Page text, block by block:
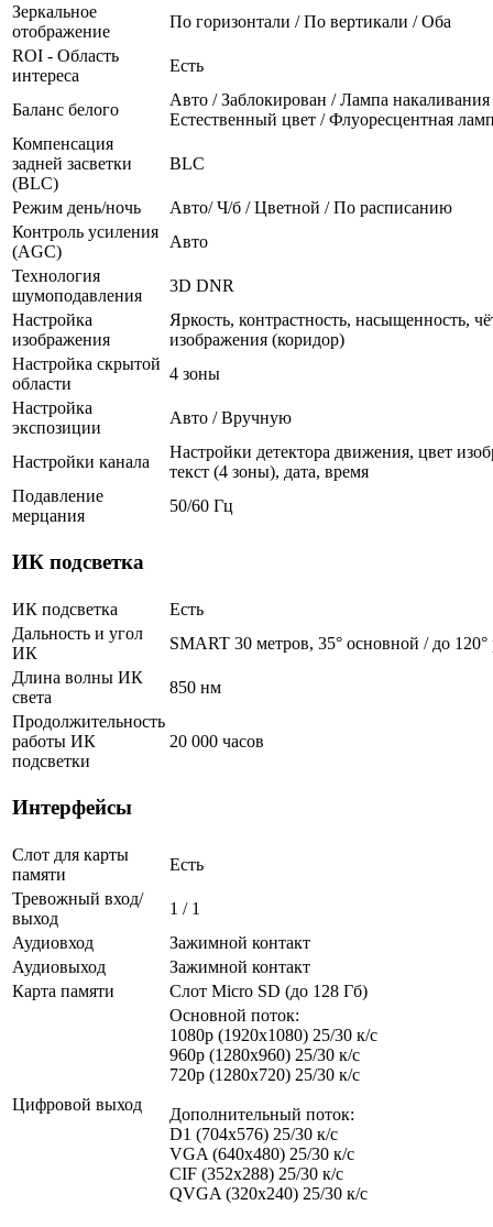
Зеркальное
отображение
По горизонтали / По вертикали / Оба
ROI - Область
интереса
Есть
Баланс белого
Авто / Заблокирован / Лампа
Естественный цвет / Флуоресцентная
Компенсация
задней засветки
(BLC)
BLC
Режим день/ночь
Авто/ Ч/б / Цветной / По расписанию
Контроль усиления
(AGC)
Авто
Технология
шумоподавления
3D DNR
Настройка
изображения
Яркость, контрастность, насыщенность,
изображения (коридор)
Настройка скрытой
области
4 зоны
Настройка
экспозиции
Авто / Вручную
Настройки канала
Настройки детектора движения, цвет
текст (4 зоны), дата, время
Подавление
мерцания
50/60 Гц
ИК подсветка
ИК подсветка
Есть
Дальность и угол
ИК
SMART 30 метров, 35° основной / до 120°
Длина волны ИК
света
850 нм
Продолжительность
работы ИК
подсветки
20 000 часов
Интерфейсы
Слот для карты
памяти
Есть
Тревожный вход/
выход
1 / 1
Аудиовход
Зажимной контакт
Аудиовыход
Зажимной контакт
Карта памяти
Слот Micro SD (до 128 Гб)
Цифровой выход
Основной поток:
1080p (1920x1080) 25/30 к/с
960p (1280х960) 25/30 к/с
720p (1280х720) 25/30 к/с
Дополнительный поток:
D1 (704x576) 25/30 к/с
VGA (640x480) 25/30 к/с
CIF (352x288) 25/30 к/с
QVGA (320x240) 25/30 к/с